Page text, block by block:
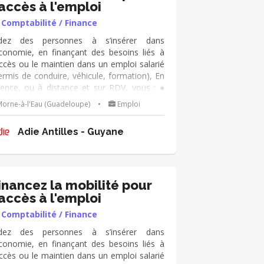
à l'emploi
Comptabilité / Finance
des personnes à s’insérer dans
en finançant des besoins liés à
ou le maintien dans un emploi salarié
de conduire, véhicule, formation), En
ou à distance et sur RDV, vous : ●
avec les personnes, ● analysez la
de prêt, ● les accompagnez dans le
référent- ● et le présentez en
à-l'Eau (Guadeloupe) • Emploi
Adie Antilles - Guyane
la mobilité pour
à l'emploi
Comptabilité / Finance
des personnes à s’insérer dans
en finançant des besoins liés à
ou le maintien dans un emploi salarié